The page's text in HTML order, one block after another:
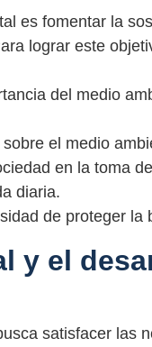
es fomentar la
lograr este
del medio
el medio
en la toma
diaria.
de proteger la
y el
satisfacer las